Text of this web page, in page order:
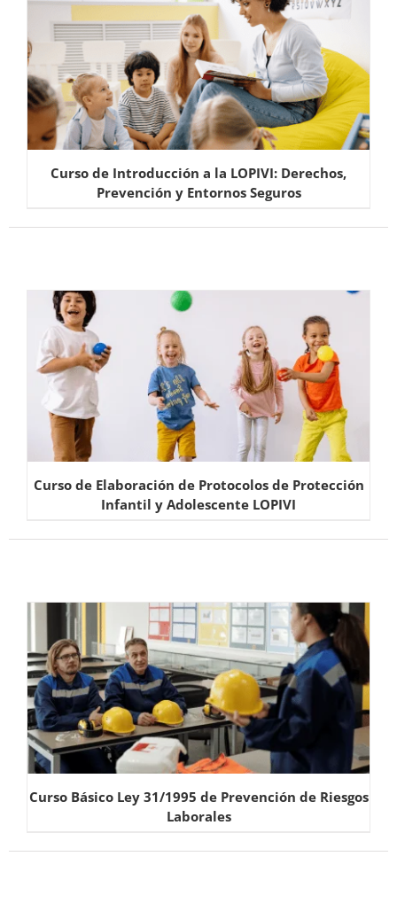
Curso de Introducción a la LOPIVI: Derechos,
Prevención y Entornos Seguros
Curso de Elaboración de Protocolos de Protección
Infantil y Adolescente LOPIVI
Curso Básico Ley 31/1995 de Prevención de Riesgos
Laborales